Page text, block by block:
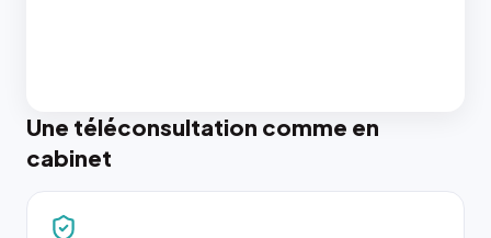
Une téléconsultation comme en
cabinet